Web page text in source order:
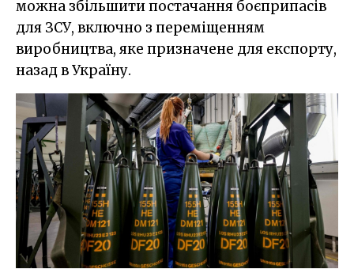
можна збільшити постачання боєприпасів
для ЗСУ, включно з переміщенням
виробництва, яке призначене для експорту,
назад в Україну.